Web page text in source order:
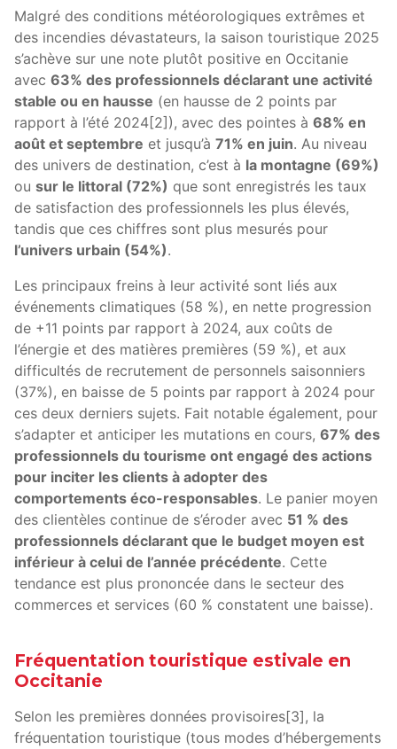
Malgré des conditions météorologiques extrêmes et
des incendies dévastateurs, la saison touristique 2025
s’achève sur une note plutôt positive en Occitanie
avec 63% des professionnels déclarant une activité
stable ou en hausse (en hausse de 2 points par
rapport à l’été 2024[2]), avec des pointes à 68% en
août et septembre et jusqu’à 71% en juin. Au niveau
des univers de destination, c’est à la montagne (69%)
ou sur le littoral (72%) que sont enregistrés les taux
de satisfaction des professionnels les plus élevés,
tandis que ces chiffres sont plus mesurés pour
l’univers urbain (54%).
Les principaux freins à leur activité sont liés aux
événements climatiques (58 %), en nette progression
de +11 points par rapport à 2024, aux coûts de
l’énergie et des matières premières (59 %), et aux
difficultés de recrutement de personnels saisonniers
(37%), en baisse de 5 points par rapport à 2024 pour
ces deux derniers sujets. Fait notable également, pour
s’adapter et anticiper les mutations en cours, 67% des
professionnels du tourisme ont engagé des actions
pour inciter les clients à adopter des
comportements éco-responsables. Le panier moyen
des clientèles continue de s’éroder avec 51 % des
professionnels déclarant que le budget moyen est
inférieur à celui de l’année précédente. Cette
tendance est plus prononcée dans le secteur des
commerces et services (60 % constatent une baisse).
Fréquentation touristique estivale en
Occitanie
Selon les premières données provisoires[3], la
fréquentation touristique (tous modes d’hébergements